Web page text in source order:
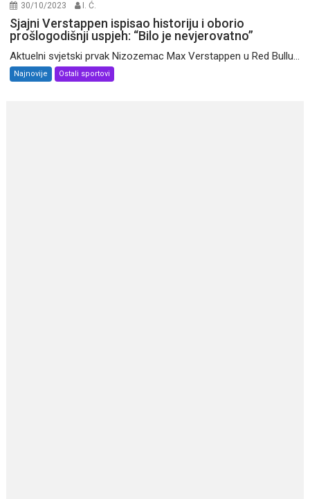
30/10/2023 I. Ć.
Sjajni Verstappen ispisao historiju i oborio
prošlogodišnji uspjeh: “Bilo je nevjerovatno”
Aktuelni svjetski prvak Nizozemac Max Verstappen u Red Bullu...
Najnovije Ostali sportovi